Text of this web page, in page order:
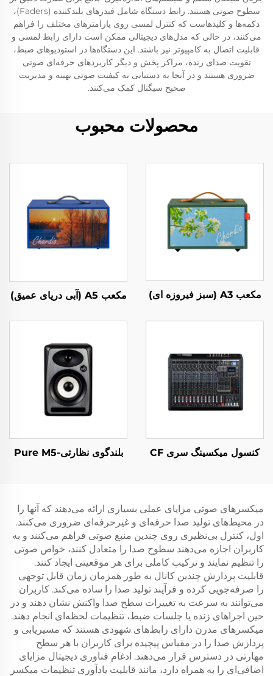
سطوح صوتی هستند. رابط دستگاه شامل فیدرهای بلندکننده (Faders)،
دکمه‌ها و کلیدهاست که کنترل لمسی روی پارامترهای مختلف را فراهم
می‌کنند، در حالی که مدل‌های دیجیتالی ممکن است دارای رابط لمسی و
قابلیت اتصال به کامپیوتر نیز باشند. این دستگاه‌ها در استودیوهای ضبط،
تقویت صدای زنده، مراکز پخش و دیگر کاربردهای حرفه‌ای صوتی
ضروری هستند و در آنجا به دستیابی به کیفیت صوتی بهینه و مدیریت
صحیح سیگنال کمک می‌کنند.
محصولات محبوب
مکعب A3 (سبز فیروزه ای) مکعب A5 (آبی دریای عمیق)
کنسول میکسینگ سری CF بلندگوی نظارتی-Pure M5
میکسرهای صوتی مزایای عملی بسیاری ارائه می‌دهند که آنها را
در محیط‌های تولید صدا حرفه‌ای و غیرحرفه‌ای ضروری می‌کنند.
اول، کنترل بی‌نظیری روی چندین منبع صوتی فراهم می‌کنند و به
کاربران اجازه می‌دهند سطوح صدا را متعادل کنند، خواص صوتی
را تنظیم نمایند و ترکیب کاملی برای هر موقعیتی ایجاد کنند.
قابلیت پردازش چندین کانال به طور همزمان زمان قابل توجهی
را صرفه‌جویی کرده و فرآیند تولید صدا را ساده می‌کند. کاربران
می‌توانند به سرعت به تغییرات سطح صدا واکنش نشان دهند و در
حین اجراهای زنده یا جلسات ضبط، تنظیمات لحظه‌ای انجام دهند.
میکسرهای مدرن دارای رابط‌های شهودی هستند که مسیریابی و
پردازش صدا را در مقیاس پیچیده برای کاربران با هر سطح
مهارتی در دسترس قرار می‌دهند. ادغام فناوری دیجیتال مزایای
اضافی‌ای را به همراه دارد، مانند قابلیت یادآوری تنظیمات میکسر